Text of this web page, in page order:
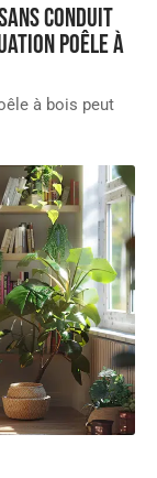
conduit
poêle à
à bois peut